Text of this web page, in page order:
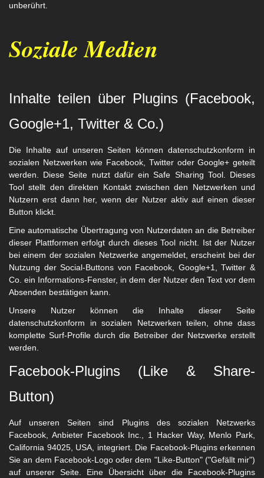
unberührt.
Soziale Medien
Inhalte teilen über Plugins (Facebook,
Google+1, Twitter & Co.)
Die Inhalte auf unseren Seiten können datenschutzkonform in
sozialen Netzwerken wie Facebook, Twitter oder Google+ geteilt
werden. Diese Seite nutzt dafür ein Safe Sharing Tool. Dieses
Tool stellt den direkten Kontakt zwischen den Netzwerken und
Nutzern erst dann her, wenn der Nutzer aktiv auf einen dieser
Button klickt.
Eine automatische Übertragung von Nutzerdaten an die Betreiber
dieser Plattformen erfolgt durch dieses Tool nicht. Ist der Nutzer
bei einem der sozialen Netzwerke angemeldet, erscheint bei der
Nutzung der Social-Buttons von Facebook, Google+1, Twitter &
Co. ein Informations-Fenster, in dem der Nutzer den Text vor dem
Absenden bestätigen kann.
Unsere Nutzer können die Inhalte dieser Seite
datenschutzkonform in sozialen Netzwerken teilen, ohne dass
komplette Surf-Profile durch die Betreiber der Netzwerke erstellt
werden.
Facebook-Plugins (Like & Share-
Button)
Auf unseren Seiten sind Plugins des sozialen Netzwerks
Facebook, Anbieter Facebook Inc., 1 Hacker Way, Menlo Park,
California 94025, USA, integriert. Die Facebook-Plugins erkennen
Sie an dem Facebook-Logo oder dem "Like-Button" ("Gefällt mir")
auf unserer Seite. Eine Übersicht über die Facebook-Plugins